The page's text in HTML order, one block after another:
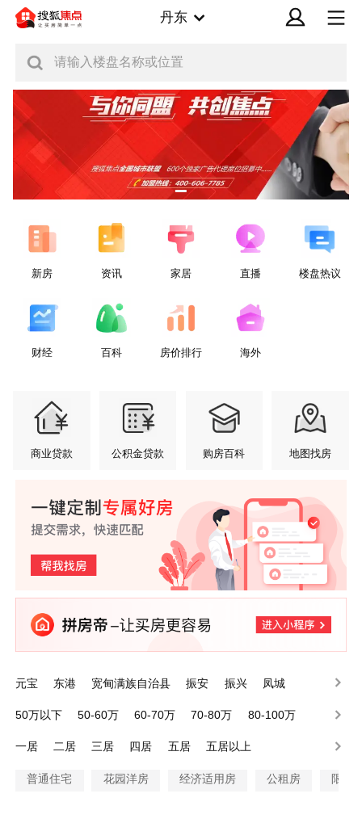
丹东
请输入楼盘名称或位置
新房 资讯 家居 直播 楼盘热议
财经 百科 房价排行 海外
商业贷款 公积金贷款 购房百科 地图找房
元宝 东港 宽甸满族自治县 振安 振兴 凤城
50万以下 50-60万 60-70万 70-80万
80-100万
一居
二居 三居 四居 五居 五居以上
普通住宅 花园洋房 经济适用房 公租房 限价